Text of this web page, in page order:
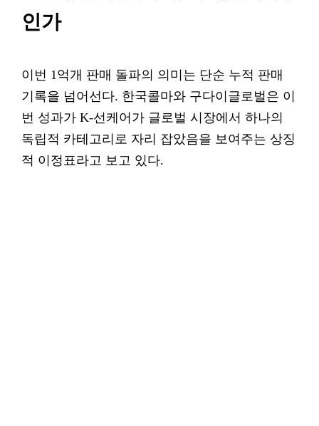
인가
이번 1억개 판매 돌파의 의미는 단순 누적 판매
기록을 넘어선다. 한국콜마와 구다이글로벌은 이
번 성과가 K-선케어가 글로벌 시장에서 하나의
독립적 카테고리로 자리 잡았음을 보여주는 상징
적 이정표라고 보고 있다.